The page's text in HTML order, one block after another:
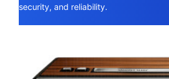
security, and reliability.